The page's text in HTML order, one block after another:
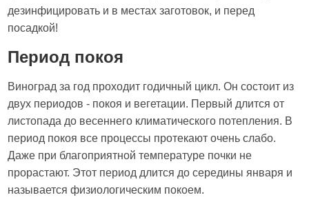
дезинфицировать и в местах заготовок, и перед
посадкой!
Период покоя
Виноград за год проходит годичный цикл. Он состоит из
двух периодов - покоя и вегетации. Первый длится от
листопада до весеннего климатического потепления. В
период покоя все процессы протекают очень слабо.
Даже при благоприятной температуре почки не
прорастают. Этот период длится до середины января и
называется физиологическим покоем.